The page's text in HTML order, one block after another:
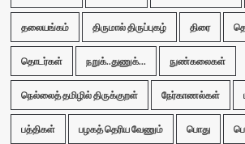
தலையங்கம் திருமால் திருப்புகழ் திரை
தொடர்கள் நறுக்..துணுக்... நுண்கலைகள்
நெல்லைத் தமிழில் திருக்குறள் நேர்காணல்கள்
பத்திகள் பழகத் தெரிய வேணும் பொது